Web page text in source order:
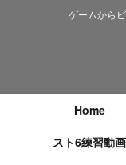
ゲームから
Home
スト6練習動画